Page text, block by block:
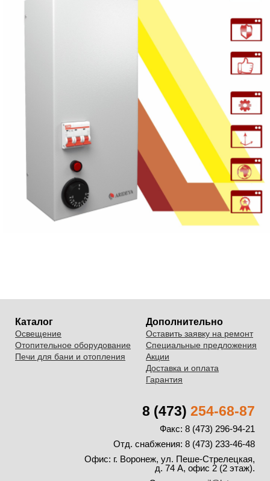
Каталог
Освещение
Отопительное оборудование
Печи для бани и отопления
Дополнительно
Оставить заявку на ремонт
Специальные предложения
Акции
Доставка и оплата
Гарантия
8 (473) 254-68-87
Факс: 8 (473) 296-94-21
Отд. снабжения: 8 (473) 233-46-48
Офис: г. Воронеж, ул. Пеше-Стрелецкая,
д. 74 А, офис 2 (2 этаж).